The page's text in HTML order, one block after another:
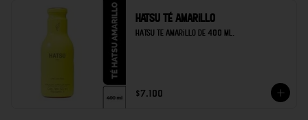
Hatsu té amarillo
Hatsu te amarillo de 400 ml.
$7.100